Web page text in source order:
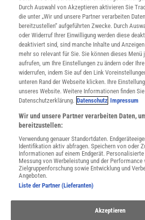
INFO
Mediadaten
Datenschutz
Nutzungsbedingungen
Cookie-Einstellungen
Utiq verwalten
Nutzungsbasierte Onlinewerbung
Alle Artikel
Impressum
Angebote für Schulen
Angebote für Institutionen
Sprachen lernen mit Gymglish
Lexika
Für Spektrum schreiben
Zugänglichkeitserklärung
WEBSEITEN
KielSCN
Wissenschaft in die Schulen
Durch Auswahl von Akzeptieren aktivieren Sie
die unter „Wir und unsere Partner verarbeiten
bereitzustellen“ aufgeführten Zwecke. Durch
oder Widerruf Ihrer Einwilligung werden diese
deaktiviert sind, sind manche Inhalte und
mehr so relevant für Sie. Sie können dieses Menü
aufrufen, um Ihre Einstellungen zu ändern oder
widerrufen, indem Sie auf den Link
unteren Rand der Webseite klicken. Ihre
unseres Website. Weitere Informationen finden
Datenschutzerklärung. Datenschutz Impressum
Wir und unsere Partner verarbeiten Daten,
bereitzustellen:
Verwendung genauer Standortdaten.
Identifikation aktiv abfragen. Speichern von oder
Informationen auf einem Endgerät. Personalisierte
Messung von Werbeleistung und der Performance
Zielgruppenforschung sowie Entwicklung und
Angeboten.
Liste der Partner (Lieferanten)
Akzeptieren